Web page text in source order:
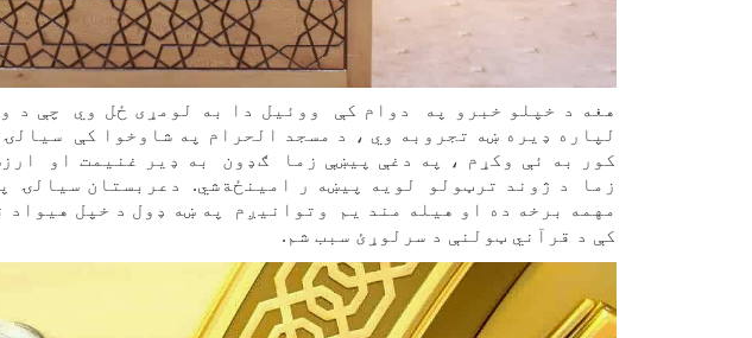
هغه د خپلو خبرو په دوام کې ووئیل دا به لومړی ځل وي چې د
لپاره ډيره ښه تجروبه وي ، د مسجد الحرام په شاوخوا کې
کور به ئې وکړم ، په دغې پيښې زما ګډون به ډير غنیمت او
زما د ژوند ترټولو لویه پيښه ر امینځةشي. دعربستان سیالۍ
مهمه برخه ده او هیله مند یم وتوانیږم په ښه ډول د خپل هیواد
کې د قرآني ټولنې د سرلوړئ سبب شم.